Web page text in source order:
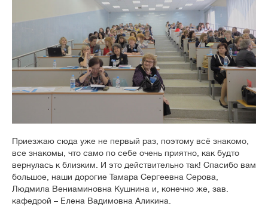
Приезжаю сюда уже не первый раз, поэтому всё знакомо,
все знакомы, что само по себе очень приятно, как будто
вернулась к близким. И это действительно так! Спасибо вам
большое, наши дорогие Тамара Сергеевна Серова,
Людмила Вениаминовна Кушнина и, конечно же, зав.
кафедрой – Елена Вадимовна Аликина.